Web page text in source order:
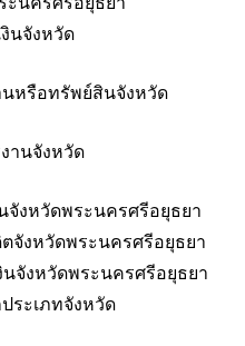
นจังหวัด
หรือทรัพย์สินจังหวัด
านจังหวัด
จังหวัดพระนครศรีอยุธยา
จังหวัดพระนครศรีอยุธยา
นจังหวัดพระนครศรีอยุธยา
ระเภทจังหวัด